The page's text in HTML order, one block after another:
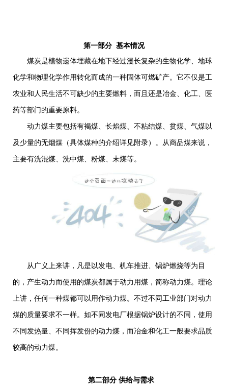
第一部分 基本情况
煤炭是植物遗体埋藏在地下经过漫长复杂的生物化学、地球
化学和物理化学作用转化而成的一种固体可燃矿产。它不仅是工
农业和人民生活不可缺少的主要燃料，而且还是冶金、化工、医
药等部门的重要原料。
动力煤主要包括有褐煤、长焰煤、不粘结煤、贫煤、气煤以
及少量的无烟煤（具体煤种的介绍详见附录）。从商品煤来说，
主要有洗混煤、洗中煤、粉煤、末煤等。
从广义上来讲，凡是以发电、机车推进、锅炉燃烧等为目
的，产生动力而使用的煤炭都属于动力用煤，简称动力煤。理论
上讲，任何一种煤都可以用作动力煤。不过不同工业部门对动力
煤的质量要求不一样。如不同发电厂根据锅炉设计的不同，使用
不同发热量、不同挥发份的动力煤，而冶金和化工一般要求品质
较高的动力煤。
第二部分 供给与需求